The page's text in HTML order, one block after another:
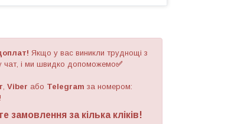
Якщо у вас виникли труднощі з
чат, і ми швидко допоможемо✅
, Viber або Telegram за номером:
за кілька кліків!